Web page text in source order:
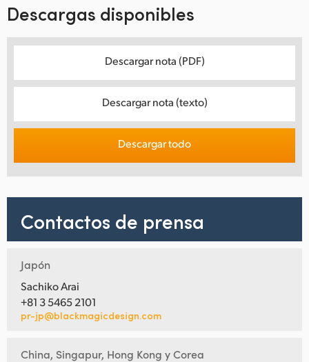
Descargas disponibles
Descargar nota (PDF)
Descargar nota (texto)
Descargar todo
Contactos de prensa
Japón
Sachiko Arai
+81 3 5465 2101
pr-jp@blackmagicdesign.com
China, Singapur, Hong Kong y Corea